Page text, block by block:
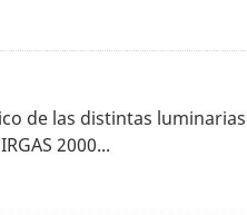
de las distintas
2000...